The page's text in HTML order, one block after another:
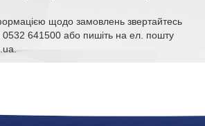
щодо замовлень звертайтесь
641500 або пишіть на ел. пошту